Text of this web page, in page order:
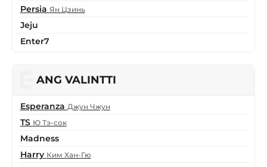
Persia Ян Цзинь
Jeju
Enter7
ANG VALINTTI
Esperanza Джун Чжун
TS Ю Тэ-сок
Madness
Harry Ким Хан-Гю